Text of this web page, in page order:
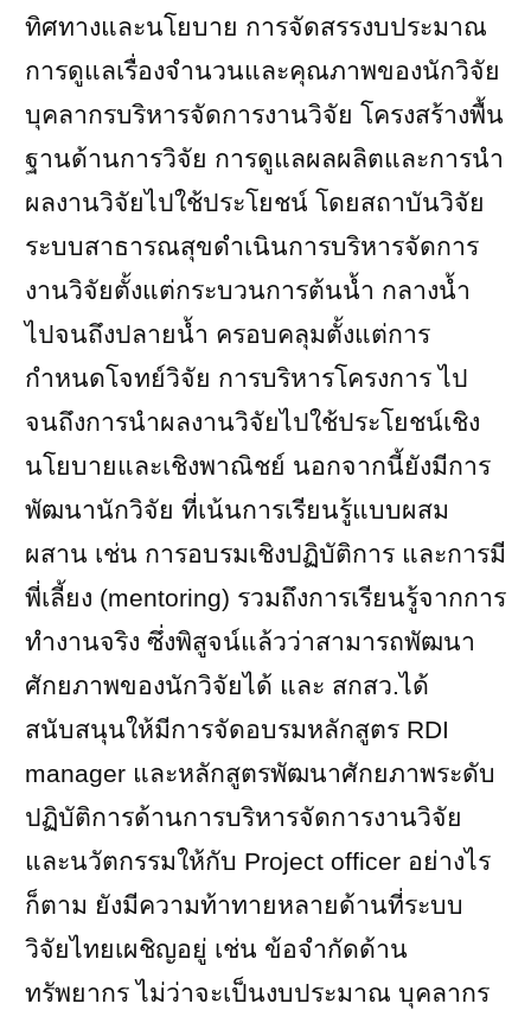
ทิศทางและนโยบาย การจัดสรรงบประมาณ
การดูแลเรื่องจำนวนและคุณภาพของนักวิจัย
บุคลากรบริหารจัดการงานวิจัย โครงสร้างพื้น
ฐานด้านการวิจัย การดูแลผลผลิตและการนำ
ผลงานวิจัยไปใช้ประโยชน์ โดยสถาบันวิจัย
ระบบสาธารณสุขดำเนินการบริหารจัดการ
งานวิจัยตั้งแต่กระบวนการต้นน้ำ กลางน้ำ
ไปจนถึงปลายน้ำ ครอบคลุมตั้งแต่การ
กำหนดโจทย์วิจัย การบริหารโครงการ ไป
จนถึงการนำผลงานวิจัยไปใช้ประโยชน์เชิง
นโยบายและเชิงพาณิชย์ นอกจากนี้ยังมีการ
พัฒนานักวิจัย ที่เน้นการเรียนรู้แบบผสม
ผสาน เช่น การอบรมเชิงปฏิบัติการ และการมี
พี่เลี้ยง (mentoring) รวมถึงการเรียนรู้จากการ
ทำงานจริง ซึ่งพิสูจน์แล้วว่าสามารถพัฒนา
ศักยภาพของนักวิจัยได้ และ สกสว.ได้
สนับสนุนให้มีการจัดอบรมหลักสูตร RDI
manager และหลักสูตรพัฒนาศักยภาพระดับ
ปฏิบัติการด้านการบริหารจัดการงานวิจัย
และนวัตกรรมให้กับ Project officer อย่างไร
ก็ตาม ยังมีความท้าทายหลายด้านที่ระบบ
วิจัยไทยเผชิญอยู่ เช่น ข้อจำกัดด้าน
ทรัพยากร ไม่ว่าจะเป็นงบประมาณ บุคลากร